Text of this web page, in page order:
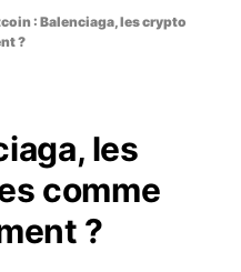
: Balenciaga, les crypto
?
les
comme
?